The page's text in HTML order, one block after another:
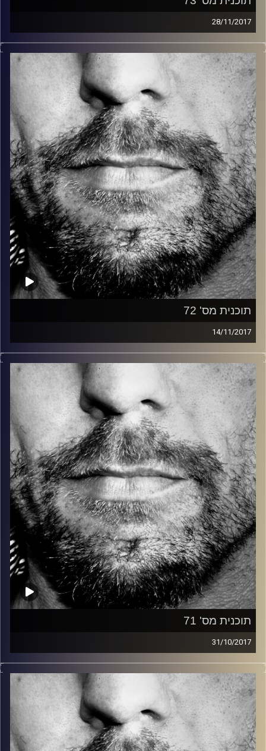
28/11/2017
זיפים, מוזיקה מחוספסת של הופעות חיות. הרבה ג'אם, רוק,
בלוז, bluegrass, ג'אז, Fאנק, פרוגרסיב ואפילו אלקטרוניקה.
כל מה שחי, אמיתי ונושם.
עם שמוליק רגב.
קרדיט תמונות: David Goehring
תוכנית מס' 72
14/11/2017
זיפים, מוזיקה מחוספסת של הופעות חיות. הרבה ג'אם, רוק,
בלוז, bluegrass, ג'אז, Fאנק, פרוגרסיב ואפילו אלקטרוניקה.
כל מה שחי, אמיתי ונושם.
עם שמוליק רגב.
קרדיט תמונות: David Goehring
תוכנית מס' 71
31/10/2017
זיפים, מוזיקה מחוספסת של הופעות חיות. הרבה ג'אם, רוק,
בלוז, bluegrass, ג'אז, Fאנק, פרוגרסיב ואפילו אלקטרוניקה.
כל מה שחי, אמיתי ונושם.
עם שמוליק רגב.
קרדיט תמונות: David Goehring